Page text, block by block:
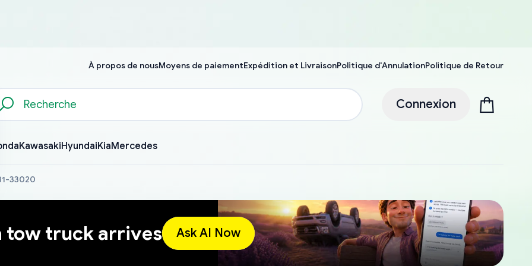
À propos de nousMoyens de paiementExpédition et LivraisonPolitique d'AnnulationPolitique de Retour
Connexion
KawasakiHyundaiKiaMercedes
33020
tow truck arrives Ask AI Now